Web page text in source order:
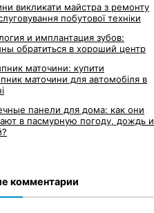
викликати майстра з ремонту
побутової техніки
и имплантация зубов:
обратиться в хороший центр
маточини: купити
маточини для автомобіля в
панели для дома: как они
в пасмурную погоду, дождь и
комментарии